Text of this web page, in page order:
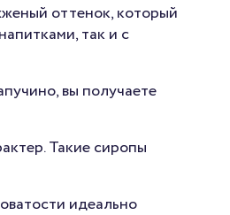
оттенок, который
так и с
вы получаете
Такие сиропы
идеально